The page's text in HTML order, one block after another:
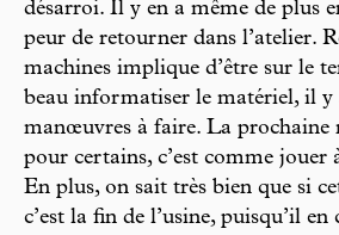
désarroi. Il y en a même de plus
peur de retourner dans l’atelier.
machines implique d’être sur le
beau informatiser le matériel, il y
manœuvres à faire. La prochaine
pour certains, c’est comme jouer
En plus, on sait très bien que si
c’est la fin de l’usine, puisqu’il